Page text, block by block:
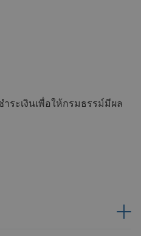
ระเงินเพื่อให้กรมธรรม์มีผล